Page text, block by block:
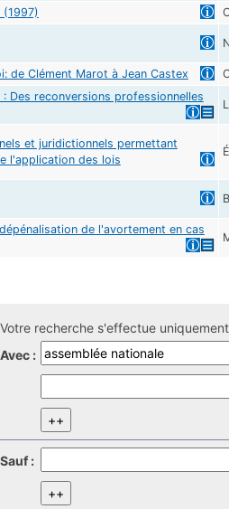
de Clément Marot à Jean Castex
Des reconversions professionnelles
et juridictionnels permettant
l'application des lois
de l'avortement en cas
Votre recherche s'effectue
Avec :
Sauf :